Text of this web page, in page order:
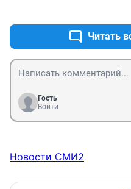
Читать
Гость
Войти
Новости СМИ2